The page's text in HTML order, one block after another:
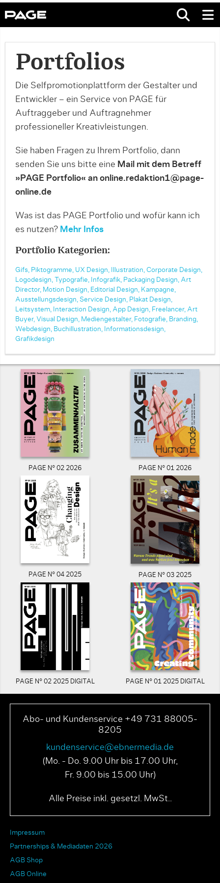
Portfolios
Die Selfpromotionplattform der Gestalter und
Entwickler – ein Service von PAGE für
Auftraggeber und Auftragnehmer
professioneller Kreativleistungen.
Sie haben Fragen zu Ihrem Portfolio, dann
senden Sie uns bitte eine Mail mit dem Betreff
»PAGE Portfolio« an online.redaktion1@page-
online.de
Was ist das PAGE Portfolio und wofür kann ich
es nutzen? Mehr Infos
Portfolio Kategorien:
Gifs, Piktogramme, UX Design, Illustration, Corporate Design,
Logodesign,
Typografie, Infografik, Packaging Design, Art
Director, Motion Design, Editorial Design, Kampagne,
Ausstellungsdesign, Service Design, Plakat Design,
Leitsystem, Interaction Design, App Design, Freelancer, Art
Buyer, Visual Design, Mediengestalter, Fotografie, Branding,
Webdesign, Buchillustration, Informationsdesign,
Grafikdesign
PAGE N° 02 2026 PAGE N° 01 2026
PAGE N° 04 2025 PAGE N° 03 2025
PAGE N° 02 2025 DIGITAL PAGE N° 01 2025 DIGITAL
Abo- und Kundenservice +49 731 88005-
8205
kundenservice@ebnermedia.de
(Mo. - Do. 9.00 Uhr bis 17.00 Uhr,
Fr. 9.00 bis 15.00 Uhr)
Alle Preise inkl. gesetzl. MwSt..
Impressum
Partnerships & Mediadaten 2026
AGB Shop
AGB Online